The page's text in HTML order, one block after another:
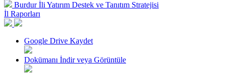
Burdur İli Yatırım Destek ve Tanıtım Stratejisi
İl Raporları
Google Drive Kaydet
Dokümanı İndir veya Görüntüle